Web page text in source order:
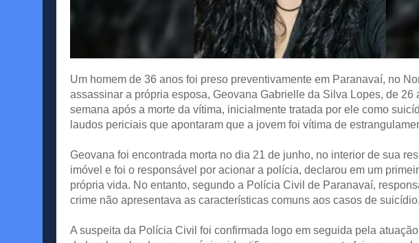
Um homem de 36 anos foi preso preventivamente em Paranavaí, no
assassinar a própria esposa, Geovana Gabrielle da Silva Lopes, de 26
semana após a morte da vítima, inicialmente tratada por ele como
laudos periciais que apontaram que a jovem foi vítima de
Geovana foi encontrada morta no dia 21 de junho, no interior de sua
imóvel e foi o responsável por acionar a polícia, declarou em um
própria vida. No entanto, segundo a Polícia Civil de Paranavaí,
crime não apresentava as características comuns aos casos de suicídio.
A suspeita da Polícia Civil foi confirmada logo em seguida pela